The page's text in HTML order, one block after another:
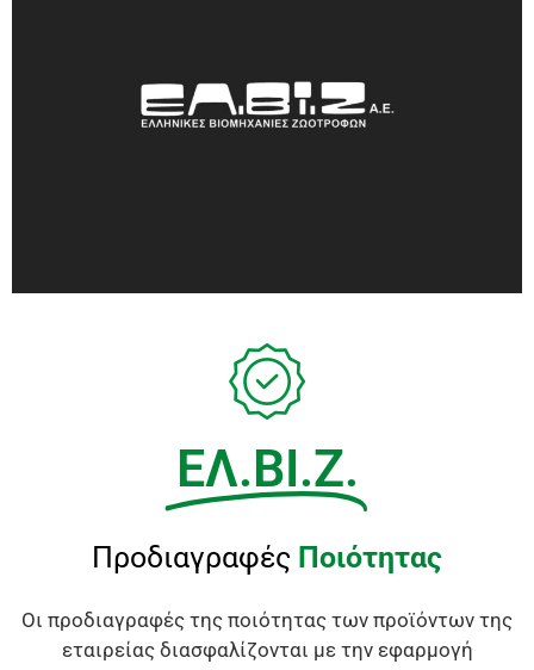
ΕΛ.ΒΙ.Ζ.
Προδιαγραφές Ποιότητας
Οι προδιαγραφές της ποιότητας των προϊόντων της
εταιρείας διασφαλίζονται με την εφαρμογή